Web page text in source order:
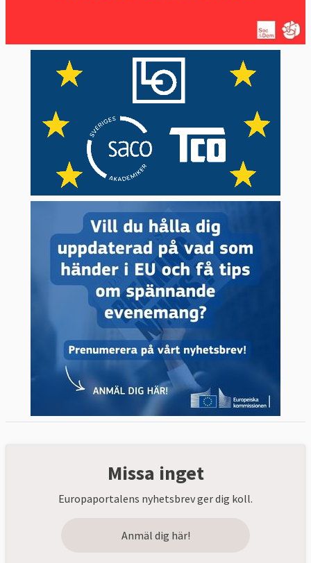
Missa inget
Europaportalens nyhetsbrev ger dig koll.
Anmäl dig här!